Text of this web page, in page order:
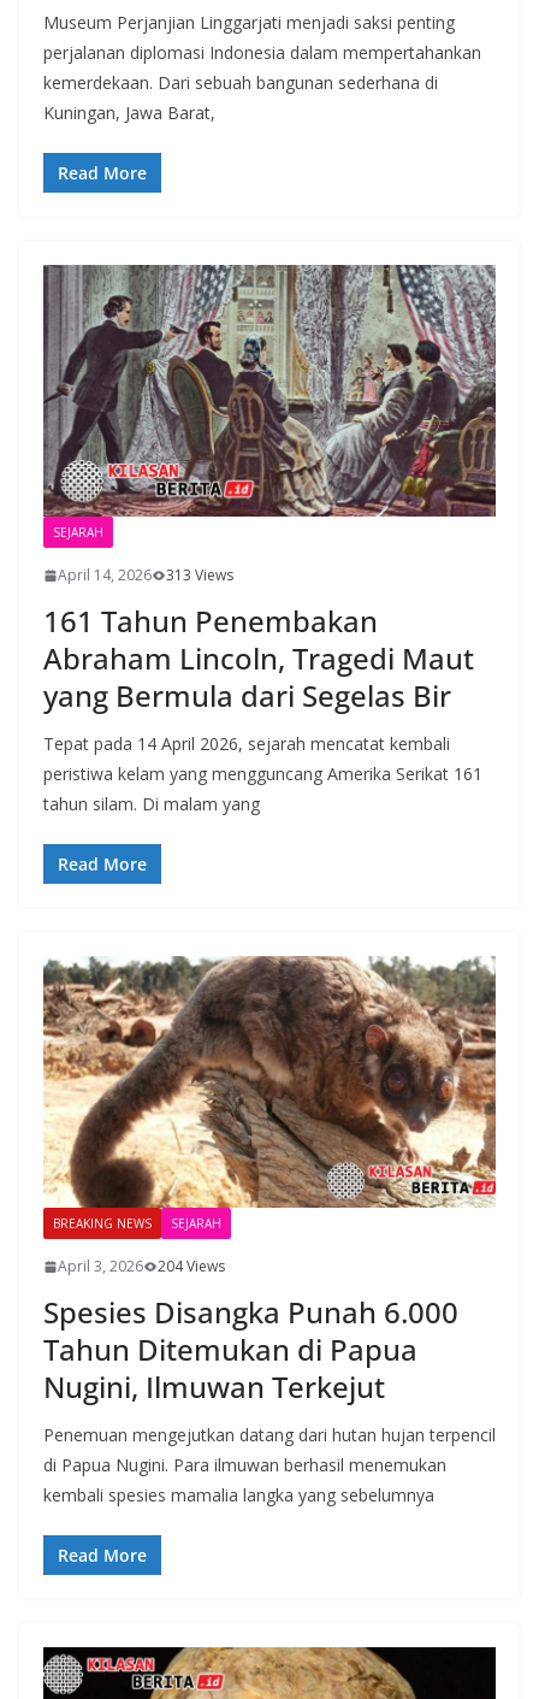
Museum Perjanjian Linggarjati menjadi saksi penting
perjalanan diplomasi Indonesia dalam mempertahankan
kemerdekaan. Dari sebuah bangunan sederhana di
Kuningan, Jawa Barat,
Read More
SEJARAH
April 14, 2026 313 Views
161 Tahun Penembakan
Abraham Lincoln, Tragedi Maut
yang Bermula dari Segelas Bir
Tepat pada 14 April 2026, sejarah mencatat kembali
peristiwa kelam yang mengguncang Amerika Serikat 161
tahun silam. Di malam yang
Read More
BREAKING NEWS SEJARAH
April 3, 2026 204 Views
Spesies Disangka Punah 6.000
Tahun Ditemukan di Papua
Nugini, Ilmuwan Terkejut
Penemuan mengejutkan datang dari hutan hujan terpencil
di Papua Nugini. Para ilmuwan berhasil menemukan
kembali spesies mamalia langka yang sebelumnya
Read More